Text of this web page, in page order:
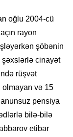
oğlu 2004-cü
rayon
şöbənin
cinayət
rüşvət
və 15
pensiya
bilə-bilə
etibar